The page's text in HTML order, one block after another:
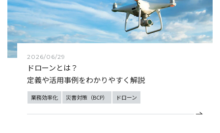
2026/06/29
ドローンとは？
定義や活用事例をわかりやすく解説
業務効率化 災害対策（BCP） ドローン